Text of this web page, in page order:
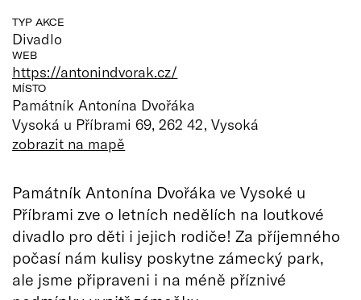
TYP AKCE
Divadlo
WEB
https://antonindvorak.cz/
MÍSTO
Památník Antonína Dvořáka
Vysoká u Příbrami 69, 262 42, Vysoká
zobrazit na mapě
Památník Antonína Dvořáka ve Vysoké u
Příbrami zve o letních nedělích na loutkové
divadlo pro děti i jejich rodiče! Za příjemného
počasí nám kulisy poskytne zámecký park,
ale jsme připraveni i na méně příznivé